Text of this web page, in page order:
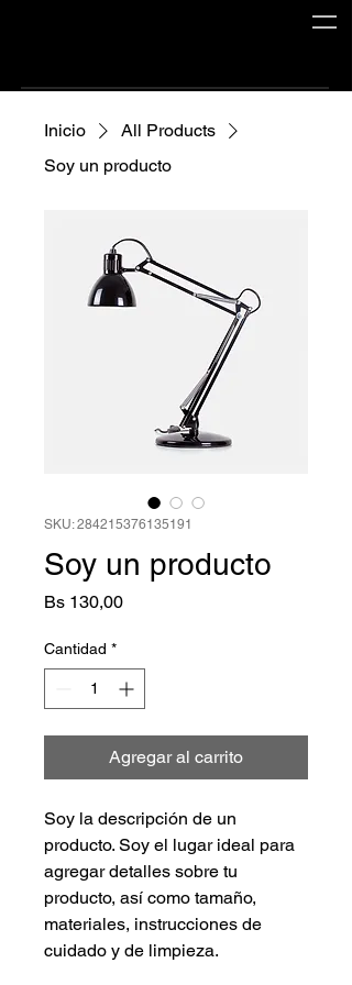
Inicio
All Products
Soy un producto
SKU: 284215376135191
Soy un producto
Bs 130,00Precio
Cantidad *
Agregar al carrito
Soy la descripción de un
producto. Soy el lugar ideal para
agregar detalles sobre tu
producto, así como tamaño,
materiales, instrucciones de
cuidado y de limpieza.